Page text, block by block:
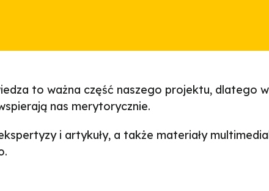
to ważna część naszego projektu, dlatego
nas merytorycznie.
i artykuły, a także materiały